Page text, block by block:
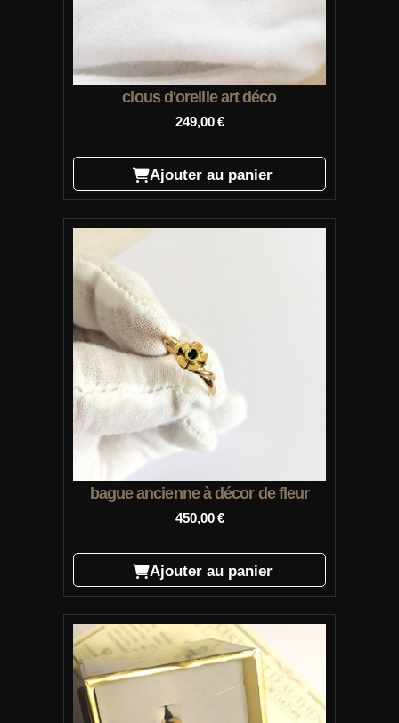
clous d'oreille art déco
249,00€
Ajouter au panier
bague ancienne à décor de fleur
450,00€
Ajouter au panier